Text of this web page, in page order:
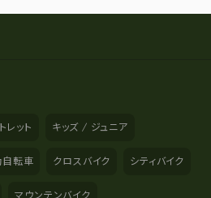
レット キッズ / ジュニア
自転車 クロスバイク シティバイク
マウンテンバイク